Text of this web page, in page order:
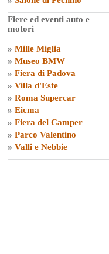
Fiere ed eventi auto e
motori
» Mille Miglia
» Museo BMW
» Fiera di Padova
» Villa d'Este
» Roma Supercar
» Eicma
» Fiera del Camper
» Parco Valentino
» Valli e Nebbie